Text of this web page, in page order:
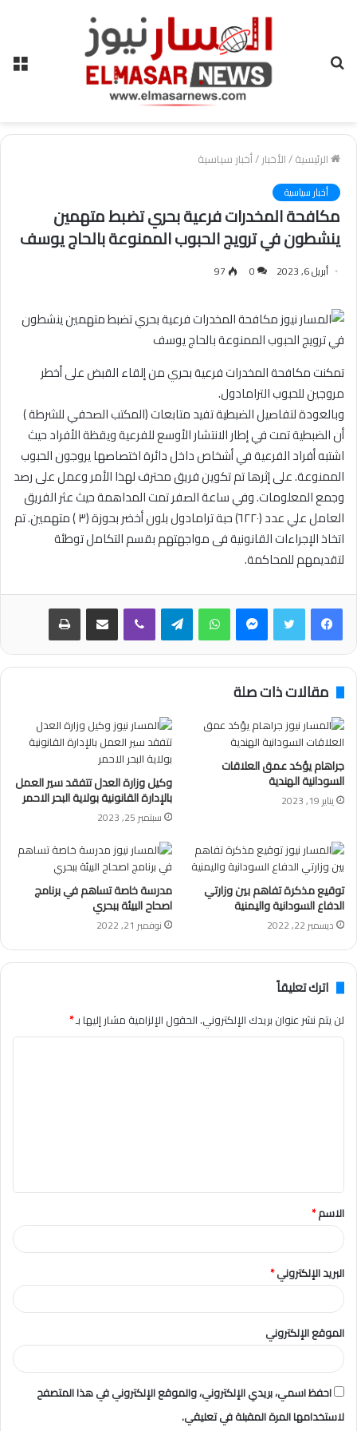
الرئيسية/الأخبار/أخبار سياسية
أخبار سياسية
مكافحة المخدرات فرعية بحري تضبط متهمين
ينشطون في ترويج الحبوب الممنوعة بالحاج يوسف
أبريل 6, 2023 0
97
تمكنت مكافحة المخدرات فرعية بحري من إلقاء القبض على أخطر
مروجين للحبوب الترامادول.
وبالعودة لتفاصيل الضبطية تفيد متابعات (المكتب الصحفي للشرطة )
أن الضبطية تمت في إطار الانتشار الأوسع للفرعية ويقظة الأفراد حيث
اشتبه أفراد الفرعية في أشخاص داخل دائرة اختصاصها يروجون الحبوب
الممنوعة. على إثرها تم تكوين فريق محترف لهذا الأمر وعمل على رصد
وجمع المعلومات. وفي ساعة الصفر تمت المداهمة حيث عثر الفريق
العامل علي عدد (٦٢٢٠) حبة ترامادول بلون أخضر بحوزة (٣ ) متهمين. تم
اتخاذ الإجراءات القانونية فى مواجهتهم بقسم التكامل توطئة
لتقديمهم للمحاكمة.
فيسبوكتويتر ماسنجر واتساب تيلقرام ڤايبر مشاركة عبر البريد طباعة
مقالات ذات صلة
جراهام يؤكد عمق العلاقات
السودانية الهندية
يناير 19, 2023
وكيل وزارة العدل تتفقد سير العمل
بالإدارة القانونية بولاية البحر الاحمر
سبتمبر 25, 2023
توقيع مذكرة تفاهم بين وزارتي
الدفاع السودانية واليمنية
ديسمبر 22, 2022
مدرسة خاصة تساهم في برنامج
اصحاح البيئة ببحري
نوفمبر 21, 2022
اترك تعليقاً
لن يتم نشر عنوان بريدك الإلكتروني.الحقول الإلزامية مشار إليها بـ*
ق
*
الاسم*
البريد الإلكتروني*
الموقع الإلكتروني
احفظ اسمي، بريدي الإلكتروني، والموقع الإلكتروني في هذا المتصفح
لاستخدامها المرة المقبلة في تعليقي.